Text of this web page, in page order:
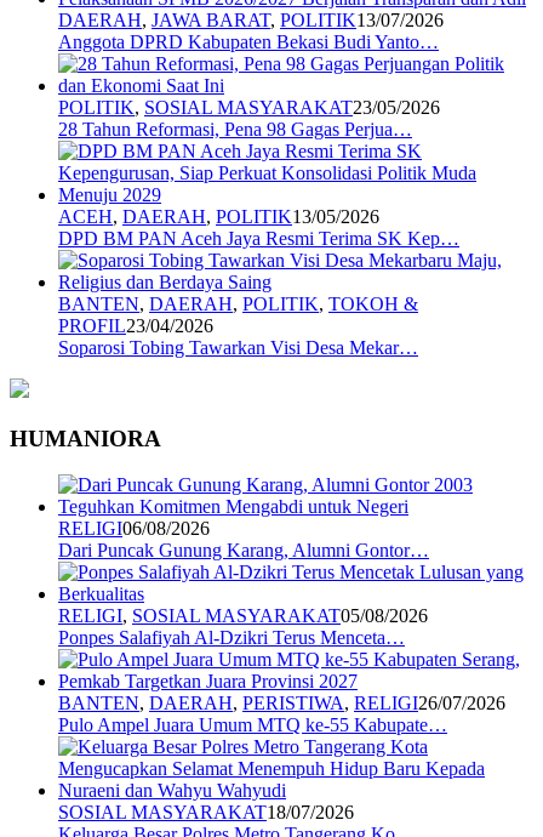
DAERAH, JAWA BARAT, POLITIK13/07/2026
Anggota DPRD Kabupaten Bekasi Budi Yanto…
POLITIK, SOSIAL MASYARAKAT23/05/2026
28 Tahun Reformasi, Pena 98 Gagas Perjua…
ACEH, DAERAH, POLITIK13/05/2026
DPD BM PAN Aceh Jaya Resmi Terima SK Kep…
BANTEN, DAERAH, POLITIK, TOKOH &
PROFIL23/04/2026
Soparosi Tobing Tawarkan Visi Desa Mekar…
HUMANIORA
RELIGI06/08/2026
Dari Puncak Gunung Karang, Alumni Gontor…
RELIGI, SOSIAL MASYARAKAT05/08/2026
Ponpes Salafiyah Al-Dzikri Terus Menceta…
BANTEN, DAERAH, PERISTIWA, RELIGI26/07/2026
Pulo Ampel Juara Umum MTQ ke-55 Kabupate…
SOSIAL MASYARAKAT18/07/2026